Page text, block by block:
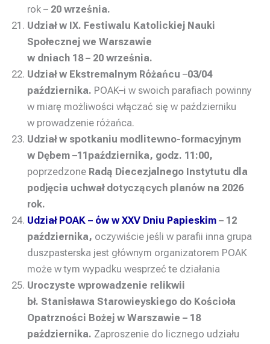
rok – 20 września.
Udział w IX. Festiwalu Katolickiej Nauki
Społecznej we Warszawie
w dniach 18 – 20 września.
Udział w Ekstremalnym Różańcu –03/04
października. POAK–i w swoich parafiach powinny
w miarę możliwości włączać się w październiku
w prowadzenie różańca.
Udział w spotkaniu modlitewno-formacyjnym
w Dębem –11 października, godz. 11:00,
poprzedzone Radą Diecezjalnego Instytutu dla
podjęcia uchwał dotyczących planów na 2026
rok.
Udział POAK – ów w XXV Dniu Papieskim – 12
października, oczywiście jeśli w parafii inna grupa
duszpasterska jest głównym organizatorem POAK
może w tym wypadku wesprzeć te działania
Uroczyste wprowadzenie relikwii
bł. Stanisława Starowieyskiego do Kościoła
Opatrzności Bożej w Warszawie – 18
października. Zaproszenie do licznego udziału